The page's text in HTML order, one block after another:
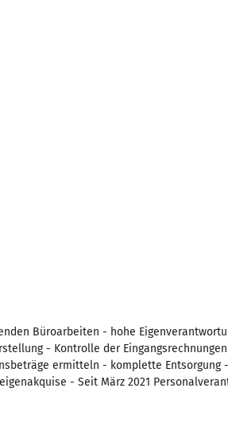
Büroarbeiten - hohe
- Kontrolle der
ermitteln - komplette
- Seit März 2021